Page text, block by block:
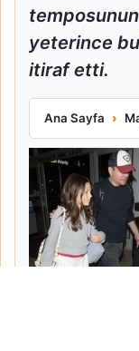
temposunun
yeterince
itiraf etti.
Ana Sayfa
Matt Damon